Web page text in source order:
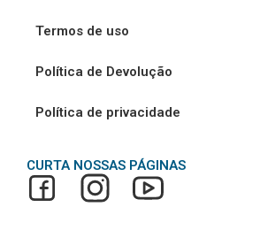
Termos de uso
Política de Devolução
Política de privacidade
CURTA NOSSAS PÁGINAS